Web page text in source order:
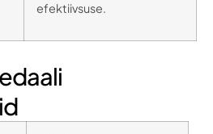
efektiivsuse.